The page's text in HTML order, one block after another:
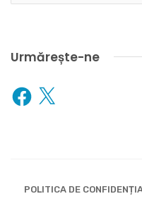
Urmărește-ne
Facebook
X
POLITICA DE